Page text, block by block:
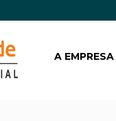
A EMPRESA